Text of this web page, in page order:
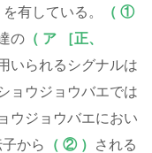
を有している。
（ ①
の （ ア ［正、
いられるシグナルは
ョウジョウバエでは
ウジョウバエにおい
から
（ ② ）
される